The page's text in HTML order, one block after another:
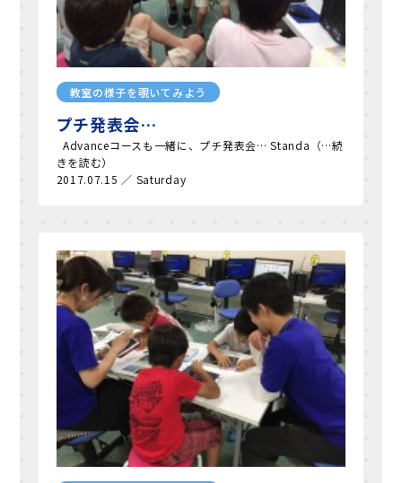
教室の様子を覗いてみよう
プチ発表会…
Advanceコースも一緒に、プチ発表会… Standa（…続
きを読む）
2017.07.15 ／ Saturday